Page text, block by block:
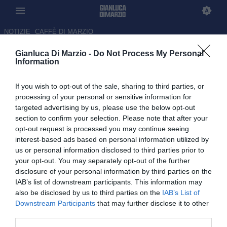
Gianluca Di Marzio - Do Not Process My Personal
Information
If you wish to opt-out of the sale, sharing to third parties, or
processing of your personal or sensitive information for
targeted advertising by us, please use the below opt-out
section to confirm your selection. Please note that after your
opt-out request is processed you may continue seeing
interest-based ads based on personal information utilized by
us or personal information disclosed to third parties prior to
your opt-out. You may separately opt-out of the further
disclosure of your personal information by third parties on the
IAB’s list of downstream participants. This information may
also be disclosed by us to third parties on the IAB’s List of
Downstream Participants that may further disclose it to other
NOTIZIE CAFFÈ DI MARZIO
Juventus-Vlahovic, sarà addio:
03.06.2026 13:18 di Gianluca Di Marzio
Dialogo tra le parti ma resta la distanza economica: le strade si
separeranno a fine stagione